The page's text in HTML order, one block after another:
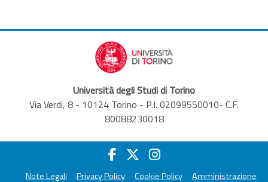
Università degli Studi di Torino
Via Verdi, 8 - 10124 Torino - P.I. 02099550010- C.F.
80088230018
Note Legali Privacy Policy Cookie Policy Amministrazione